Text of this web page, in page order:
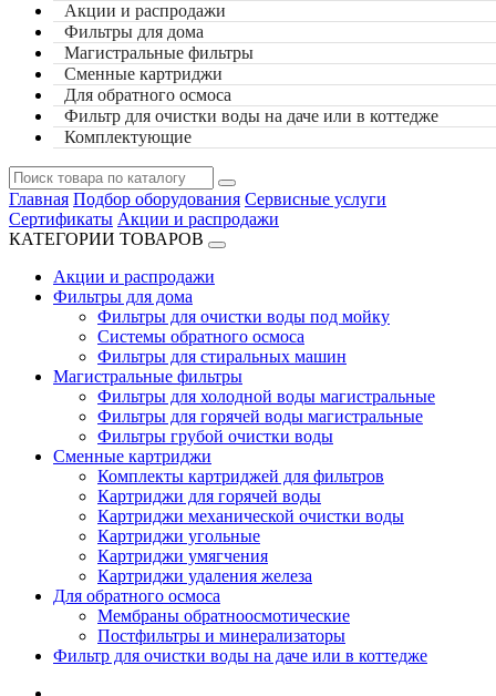
Акции и распродажи
Фильтры для дома
Магистральные фильтры
Сменные картриджи
Для обратного осмоса
Фильтр для очистки воды на даче или в коттедже
Комплектующие
Главная Подбор оборудования Сервисные услуги
Сертификаты Акции и распродажи
КАТЕГОРИИ ТОВАРОВ
Акции и распродажи
Фильтры для дома
Фильтры для очистки воды под мойку
Системы обратного осмоса
Фильтры для стиральных машин
Магистральные фильтры
Фильтры для холодной воды магистральные
Фильтры для горячей воды магистральные
Фильтры грубой очистки воды
Сменные картриджи
Комплекты картриджей для фильтров
Картриджи для горячей воды
Картриджи механической очистки воды
Картриджи угольные
Картриджи умягчения
Картриджи удаления железа
Для обратного осмоса
Мембраны обратноосмотические
Постфильтры и минерализаторы
Фильтр для очистки воды на даче или в коттедже